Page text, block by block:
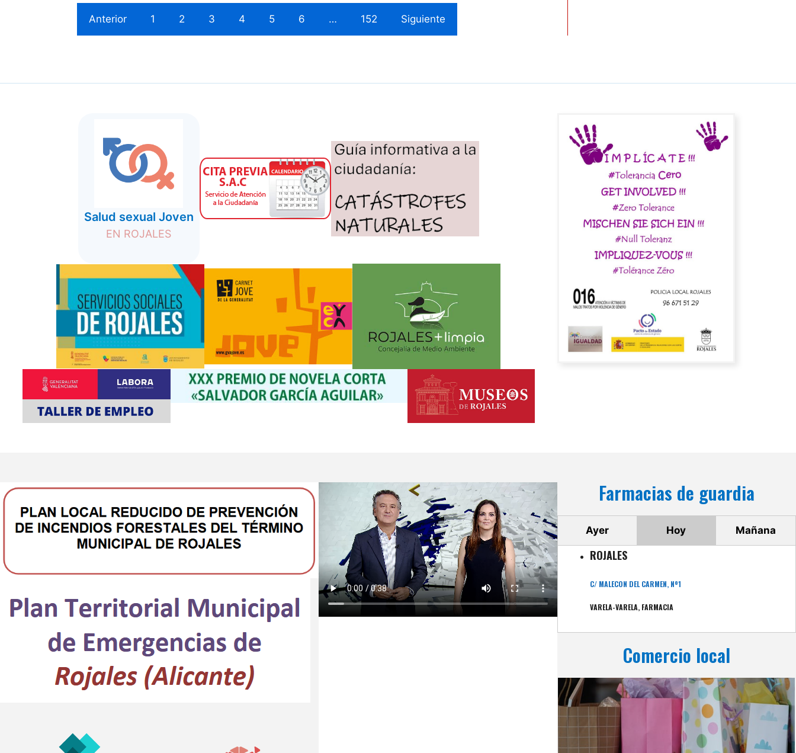
Anterior 1 2 3 4 5 6 … 152 Siguiente
Salud sexual Joven
EN ROJALES
Farmacias de guardia
Ayer Hoy Mañana
ROJALES
C/ MALECON DEL CARMEN, Nº1
VARELA-VARELA, FARMACIA
Comercio local